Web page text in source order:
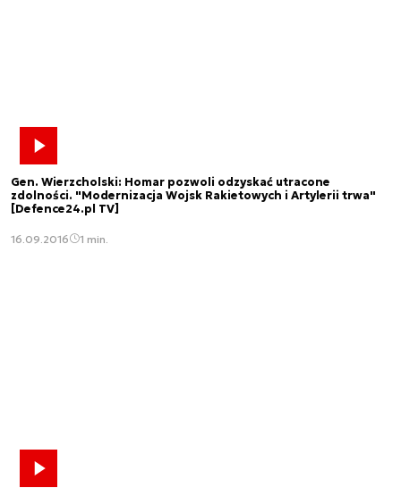
Gen. Wierzcholski: Homar pozwoli odzyskać utracone
zdolności. "Modernizacja Wojsk Rakietowych i Artylerii trwa"
[Defence24.pl TV]
16.09.2016 1 min.